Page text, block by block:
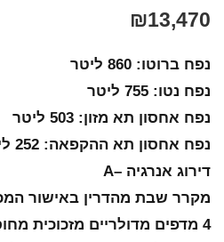
₪13,470
נפח ברוטו: 860 ליטר
נפח נטו: 755 ליטר
נפח אחסון תא מזון: 503 ליטר
נפח אחסון תא ההקפאה: 252 ליטר
דירוג אנרגיה –A
מקרר שבת מהדרין באישור